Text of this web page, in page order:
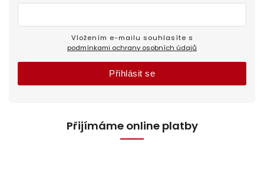
podmínkami ochrany osobních údajů
Přihlásit se
Přijímáme online platby